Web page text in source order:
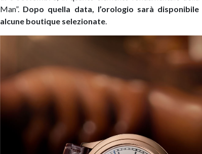
Man”. Dopo quella data, l’orologio sarà
alcune boutique selezionate.